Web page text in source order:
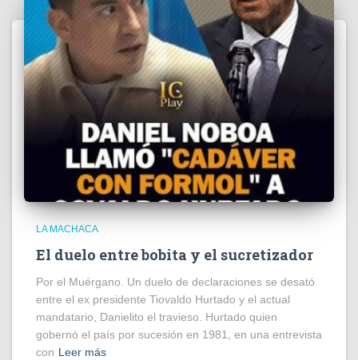
LA MACHACA
El duelo entre bobita y el sucretizador
Por el Muérgano. Un duelo de declaraciones se desató
entre el ex presidente Tiovaldo Hurtado y el actual
mandatario, Danielito el travieso. Hurtado quien
gobernó el país por sucesión en 1981, en una entrevista
con Leer más